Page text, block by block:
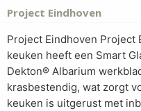
Project Eindhoven
Project Eindhoven Project
keuken heeft een Smart
Dekton® Albarium
krasbestendig, wat zorgt
keuken is uitgerust met